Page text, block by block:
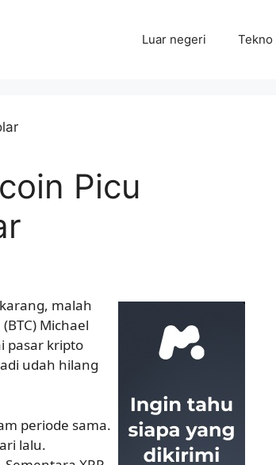
Luar negeri Tekno
Picu
malah
Michael
pasar kripto
udah hilang
periode sama.
lalu.